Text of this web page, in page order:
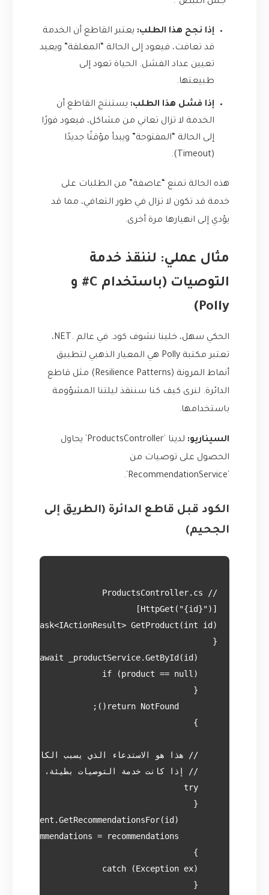
“جس النبض”.
إذا نجح هذا الطلب: يعتبر القاطع أن الخدمة
قد تعافت، فيعود إلى الحالة “المغلقة” ويعيد
تعيين عداد الفشل. الحياة تعود إلى
طبيعتها.
إذا فشل هذا الطلب: يستنتج القاطع أن
الخدمة لا تزال تعاني من مشاكل، فيعود فورًا
إلى الحالة “المفتوحة” ويبدأ مؤقتًا جديدًا
(Timeout).
هذه الحالة تمنع “عاصفة” من الطلبات على
خدمة قد تكون لا تزال في طور التعافي، مما قد
يؤدي إلى انهيارها مرة أخرى.
مثال عملي: لننقذ خدمة
التوصيات (باستخدام C# و
Polly)
الحكي سهل، خلينا نشوف كود. في عالم .NET،
تعتبر مكتبة Polly هي المعيار الذهبي لتطبيق
أنماط المرونة (Resilience Patterns) مثل قاطع
الدائرة. لنرى كيف كنا سننقذ ليلتنا المشؤومة
باستخدامها.
السيناريو:
لدينا `ProductsController` يحاول
الحصول على توصيات من
الكود قبل قاطع الدائرة (الطريق إلى
الجحيم)